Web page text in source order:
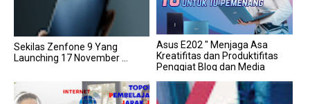
Sekilas Zenfone 9 Yang
Launching 17 November ...
Asus E202 " Menjaga Asa
Kreatifitas dan Produktifitas
Penggiat Blog dan Media